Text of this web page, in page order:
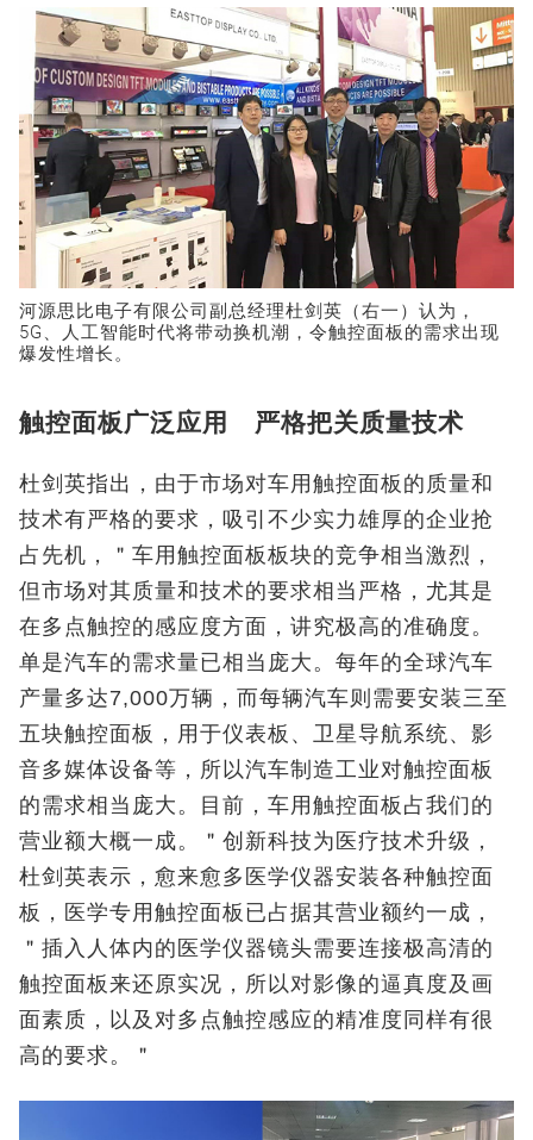
河源思比电子有限公司副总经理杜剑英（右一）认为，
5G、人工智能时代将带动换机潮，令触控面板的需求出现
爆发性增长。
触控面板广泛应用 严格把关质量技术
杜剑英指出，由于市场对车用触控面板的质量和
技术有严格的要求，吸引不少实力雄厚的企业抢
占先机，＂车用触控面板板块的竞争相当激烈，
但市场对其质量和技术的要求相当严格，尤其是
在多点触控的感应度方面，讲究极高的准确度。
单是汽车的需求量已相当庞大。每年的全球汽车
产量多达7,000万辆，而每辆汽车则需要安装三至
五块触控面板，用于仪表板、卫星导航系统、影
音多媒体设备等，所以汽车制造工业对触控面板
的需求相当庞大。目前，车用触控面板占我们的
营业额大概一成。＂创新科技为医疗技术升级，
杜剑英表示，愈来愈多医学仪器安装各种触控面
板，医学专用触控面板已占据其营业额约一成，
＂插入人体内的医学仪器镜头需要连接极高清的
触控面板来还原实况，所以对影像的逼真度及画
面素质，以及对多点触控感应的精准度同样有很
高的要求。＂